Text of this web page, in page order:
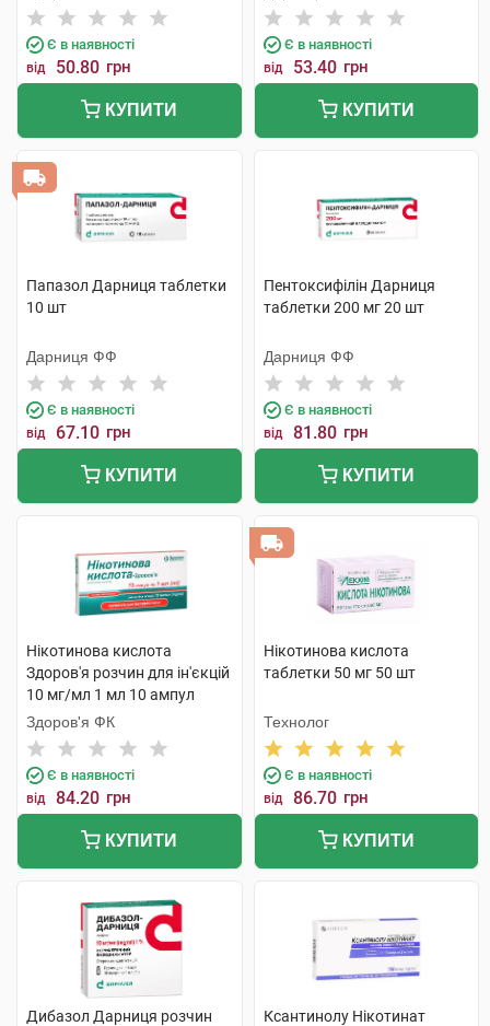
Є в наявності
від 50.80 грн
КУПИТИ
Є в наявності
від 53.40 грн
КУПИТИ
Папазол Дарниця таблетки
10 шт
Дарниця ФФ
Є в наявності
від 67.10 грн
КУПИТИ
Пентоксифілін Дарниця
таблетки 200 мг 20 шт
Дарниця ФФ
Є в наявності
від 81.80 грн
КУПИТИ
Нікотинова кислота
Здоров'я розчин для ін'єкцій
10 мг/мл 1 мл 10 ампул
Здоров'я ФК
Є в наявності
від 84.20 грн
КУПИТИ
Нікотинова кислота
таблетки 50 мг 50 шт
Технолог
Є в наявності
від 86.70 грн
КУПИТИ
Дибазол Дарниця розчин
Ксантинолу Нікотинат